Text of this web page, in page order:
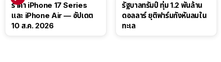
ราคา iPhone 17 Series
และ iPhone Air — อัปเดต
10 ส.ค. 2026
รัฐบาลทรัมป์ ทุ่ม 1.2 พันล้าน
ดอลลาร์ ยุติฟาร์มกังหันลมใน
ทะเล